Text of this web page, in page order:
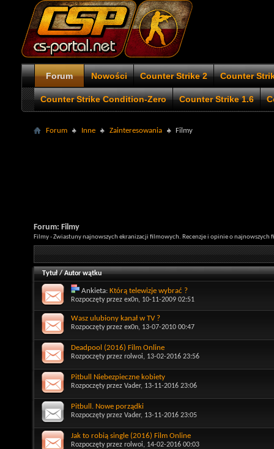
Forum Nowości Counter Strike 2 Counter
Counter Strike Condition-Zero Counter Strike 1.6
Forum Inne Zainteresowania Filmy
Forum: Filmy
Filmy - Zwiastuny najnowszych ekranizacji filmowych. Recenzje i opinie o najnowszych
Tytuł/Autor wątku
Ankieta: Którą telewizje wybrać ?
Rozpoczęty przez ex0n, 10-11-2009 02:51
Wasz ulubiony kanał w TV ?
Rozpoczęty przez ex0n, 13-07-2010 00:47
Deadpool (2016) Film Online
Rozpoczęty przez rolwoi, 13-02-2016 23:56
Pitbull Niebezpieczne kobiety
Rozpoczęty przez Vader, 13-11-2016 23:06
Pitbull. Nowe porządki
Rozpoczęty przez Vader, 13-11-2016 23:05
Jak to robią single (2016) Film Online
Rozpoczęty przez rolwoi, 14-02-2016 00:03